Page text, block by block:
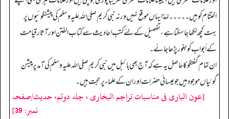
اختتام کو ہیں۔۔۔۔۔ لہٰذا یہاں موقع نہیں ورنہ نبی کریم صلی اللہ علیہ وسلم کی پیشنگوئیوں پر
بہت کچھ لکھا جا سکتا ہے، تفصیل کے لئے کتب احادیث سے کتاب الفتن اور آثار قیامت
کے أبواب کو بغور پڑھا جائے۔
ان تمام گفتگو کا حاصل یہ ہے کہ آج بھی بائبل میں نبی کریم صلی اللہ علیہ وسلم کی آمد پر پیشن
گوئیاں موجود ہیں جو عیسائی حضرات اور ان کے علماء پر حجت ہیں۔
[عون الباری فی مناسبات تراجم البخاری ، جلد دوئم، حدیث/صفحہ
نمبر: 39]